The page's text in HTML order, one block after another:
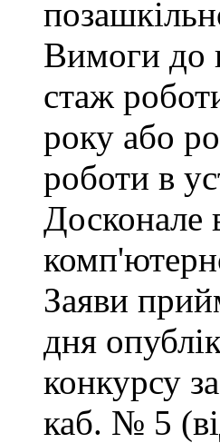
Вимоги до
стаж
року або
роботи в
Досконале
Заяви
дня
конкурсу
каб. № 5